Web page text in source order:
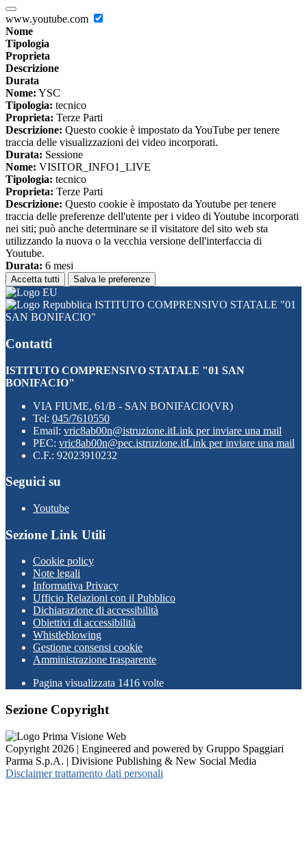
www.youtube.com
Nome
Tipologia
Proprieta
Descrizione
Durata
Nome: YSC
Tipologia: tecnico
Proprieta: Terze Parti
Descrizione: Questo cookie è impostato da YouTube per tenere
traccia delle visualizzazioni dei video incorporati.
Durata: Sessione
Nome: VISITOR_INFO1_LIVE
Tipologia: tecnico
Proprieta: Terze Parti
Descrizione: Questo cookie è impostato da Youtube per tenere
traccia delle preferenze dell'utente per i video di Youtube incorporati
nei siti; può anche determinare se il visitatore del sito web sta
utilizzando la nuova o la vecchia versione dell'interfaccia di
Youtube.
Durata: 6 mesi
Accetta tutti Salva le preferenze
ISTITUTO COMPRENSIVO STATALE "01
SAN BONIFACIO"
Contatti
ISTITUTO COMPRENSIVO STATALE "01 SAN
BONIFACIO"
VIA FIUME, 61/B - SAN BONIFACIO(VR)
Tel: 045/7610550
Email: vric8ab00n@istruzione.itLink per inviare una mail
PEC: vric8ab00n@pec.istruzione.itLink per inviare una mail
C.F.: 92023910232
Seguici su
Youtube
Sezione Link Utili
Cookie policy
Note legali
Informativa Privacy
Ufficio Relazioni con il Pubblico
Dichiarazione di accessibilità
Obiettivi di accessibilità
Whistleblowing
Gestione consensi cookie
Amministrazione trasparente
Pagina visualizzata 1416 volte
Sezione Copyright
Copyright 2026 | Engineered and powered by Gruppo Spaggiari
Parma S.p.A. | Divisione Publishing & New Social Media
Disclaimer trattamento dati personali